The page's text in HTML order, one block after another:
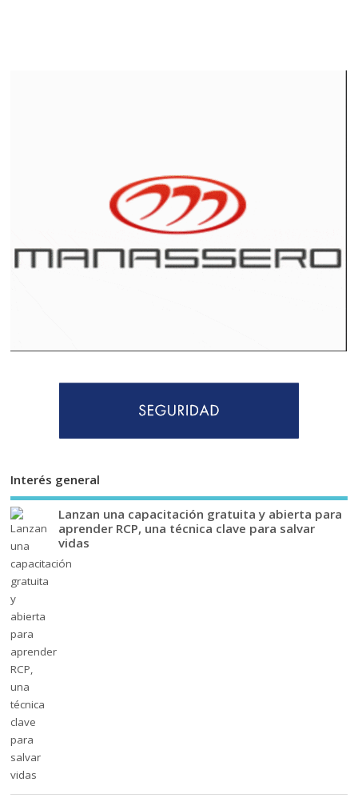
Interés general
Lanzan una capacitación gratuita y abierta para
aprender RCP, una técnica clave para salvar
vidas